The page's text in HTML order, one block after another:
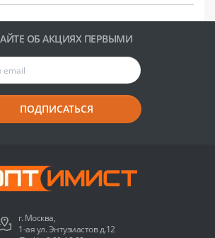
ОБ АКЦИЯХ ПЕРВЫМИ
ПОДПИСАТЬСЯ
г. Москва,
1-ая ул. Энтузиастов д.12